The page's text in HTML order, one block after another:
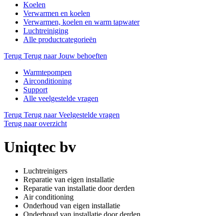
Koelen
Verwarmen en koelen
Verwarmen, koelen en warm tapwater
Luchtreiniging
Alle productcategorieën
Terug Terug naar Jouw behoeften
Warmtepompen
Airconditioning
Support
Alle veelgestelde vragen
Terug Terug naar Veelgestelde vragen
Terug naar overzicht
Uniqtec bv
Luchtreinigers
Reparatie van eigen installatie
Reparatie van installatie door derden
Air conditioning
Onderhoud van eigen installatie
Onderhoud van installatie door derden